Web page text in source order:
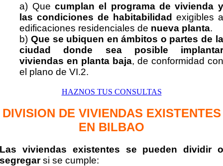
a) Quecumplan el programa de vivienda y
las condiciones de habitabilidad exigibles a
edificaciones residenciales de nueva planta.
b) Que se ubiquen en ámbitos o partes de la
ciudad donde sea posible implantar
viviendas en planta baja, de conformidad con
el plano de VI.2.
HAZNOS TUS CONSULTAS
DIVISION DE VIVIENDAS EXISTENTES
EN BILBAO
Las viviendas existentes se pueden dividir o
segregarsi se cumple: